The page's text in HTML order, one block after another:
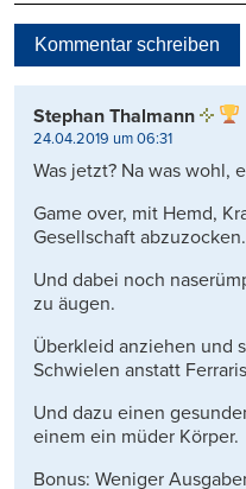
Kommentar schreiben
Stephan Thalmann
24.04.2019 um 06:31
Was jetzt? Na was wohl,
Game over, mit Hemd,
Gesellschaft abzuzocken.
Und dabei noch
zu äugen.
Überkleid anziehen und
Schwielen anstatt
Und dazu einen
einem ein müder Körper.
Bonus: Weniger